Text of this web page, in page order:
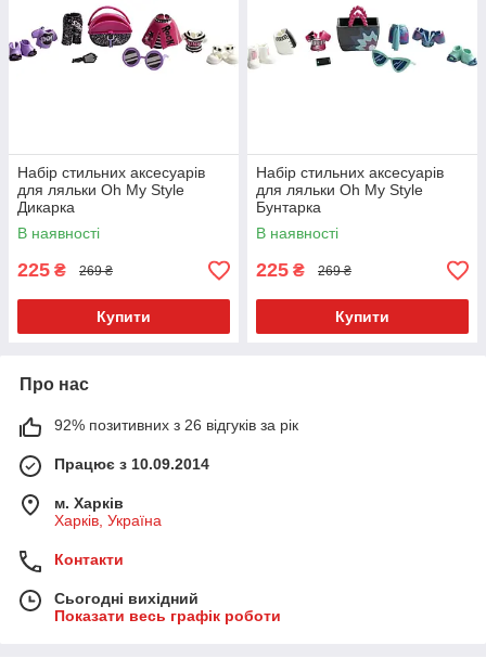
Набір стильних аксесуарів
для ляльки Oh My Style
Дикарка
В наявності
225 ₴ 269 ₴
Купити
Набір стильних аксесуарів
для ляльки Oh My Style
Бунтарка
В наявності
225 ₴ 269 ₴
Купити
Про нас
92% позитивних з 26 відгуків за рік
Працює з 10.09.2014
м. Харків
Харків, Україна
Контакти
Сьогодні вихідний
Показати весь графік роботи